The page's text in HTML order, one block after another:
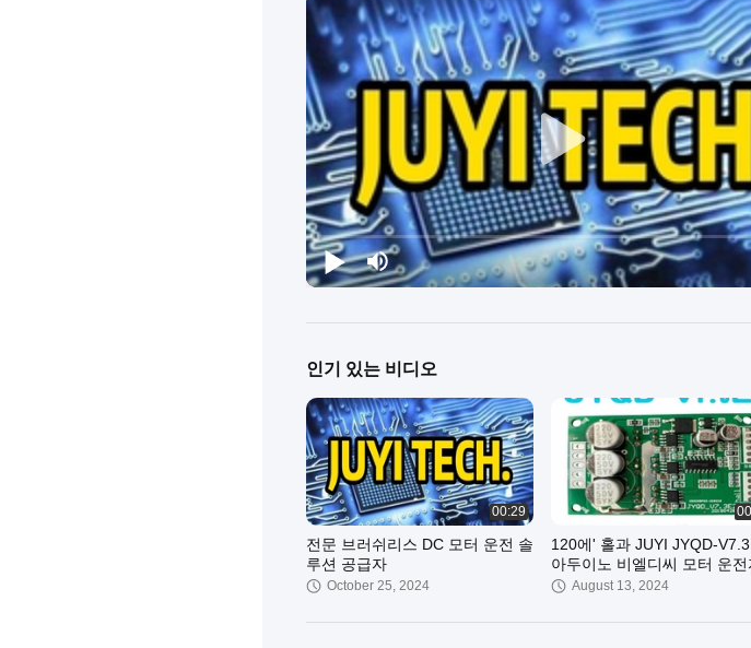
인기 있는 비디오
00:29
전문 브러쉬리스 DC 모터 운전 솔
루션 공급자
October 25, 2024
120에' 홀과 JUYI JYQD-
아두이노 비엘디씨 모터 운전
MAX 출력 500W 홀 효과
August 13, 2024